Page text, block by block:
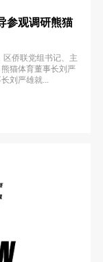
参观调研熊猫
侨联党组书记、主
猫体育董事长刘严
刘严雄就...